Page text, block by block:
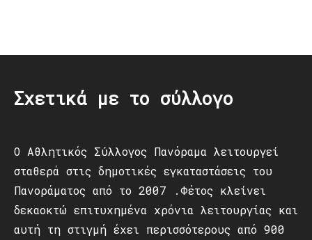
Σχετικά με το σύλλογο
Ο Αθλητικός Σύλλογος Πανόραμα λειτουργεί
σταθερά στις δημοτικές εγκαταστάσεις του
Πανοράματος από το 2007 .Φέτος κλείνει
δεκαοκτώ επιτυχημένα χρόνια λειτουργίας και
αυτή τη στιγμή έχει περισσότερους από 900